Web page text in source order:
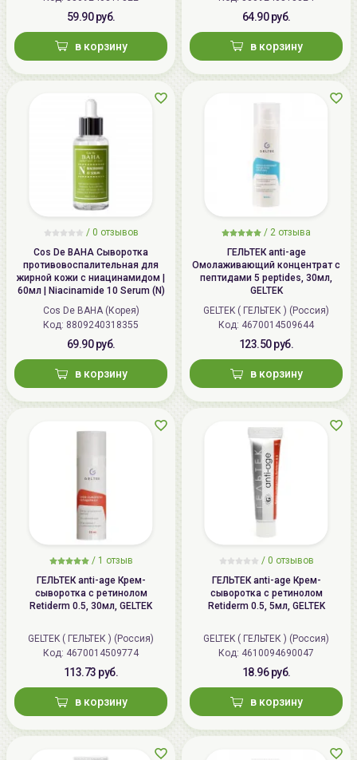
59.90 руб.
в корзину
64.90 руб.
в корзину
/ 0 отзывов
Cos De BAHA Сыворотка
противовоспалительная для
жирной кожи с ниацинамидом |
60мл | Niacinamide 10 Serum (N)
Cos De BAHA (Корея)
Код: 8809240318355
69.90 руб.
в корзину
/ 2 отзыва
ГЕЛЬТЕК anti-age
Омолаживающий концентрат с
пептидами 5 peptides, 30мл,
GELTEK
GELTEK ( ГЕЛЬТЕК ) (Россия)
Код: 4670014509644
123.50 руб.
в корзину
/ 1 отзыв
ГЕЛЬТЕК anti-age Крем-
сыворотка с ретинолом
Retiderm 0.5, 30мл, GELTEK
GELTEK ( ГЕЛЬТЕК ) (Россия)
Код: 4670014509774
113.73 руб.
в корзину
/ 0 отзывов
ГЕЛЬТЕК anti-age Крем-
сыворотка с ретинолом
Retiderm 0.5, 5мл, GELTEK
GELTEK ( ГЕЛЬТЕК ) (Россия)
Код: 4610094690047
18.96 руб.
в корзину